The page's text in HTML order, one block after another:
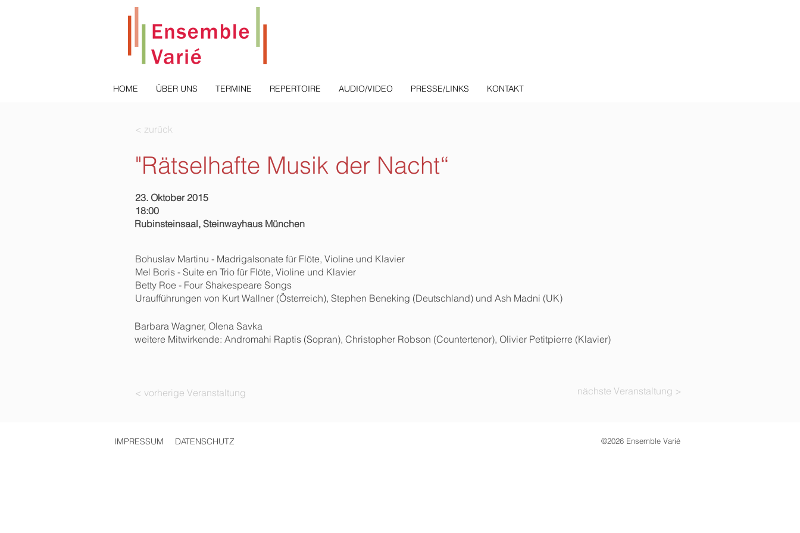
HOME ÜBER UNS TERMINE REPERTOIRE AUDIO/VIDEO PRESSE/LINKS KONTAKT
< zurück
"Rätselhafte Musik der Nacht“
23. Oktober 2015
18:00
Rubinsteinsaal, Steinwayhaus München
Bohuslav Martinu - Madrigalsonate für Flöte, Violine und Klavier
Mel Boris - Suite en Trio für Flöte, Violine und Klavier
Betty Roe - Four Shakespeare Songs
Uraufführungen von Kurt Wallner (Österreich), Stephen Beneking (Deutschland) und Ash Madni (UK)
Barbara Wagner, Olena Savka
weitere Mitwirkende: Andromahi Raptis (Sopran), Christopher Robson (Countertenor), Olivier Petitpierre (Klavier)
< vorherige Veranstaltung nächste Veranstaltung >
IMPRESSUM DATENSCHUTZ ©2026 Ensemble Varié